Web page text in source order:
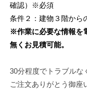
確認）※必須
条件２：建物３階から
※作業に必要な情報を
無くお見積可能。
30分程度でトラブルな
ご注文ありがとう御座